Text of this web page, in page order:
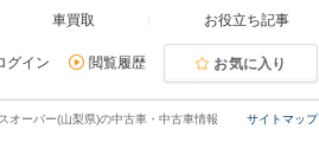
車買取 お役立ち記事
グイン 閲覧履歴 お気に入り
サイトマップ
オーバー(山梨県)の中古車・中古車情報